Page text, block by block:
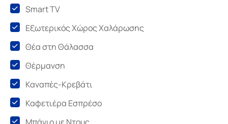
Smart TV
Εξωτερικός Χώρος Χαλάρωσης
Θέα στη Θάλασσα
Θέρμανση
Καναπές-Κρεβάτι
Καφετιέρα Εσπρέσο